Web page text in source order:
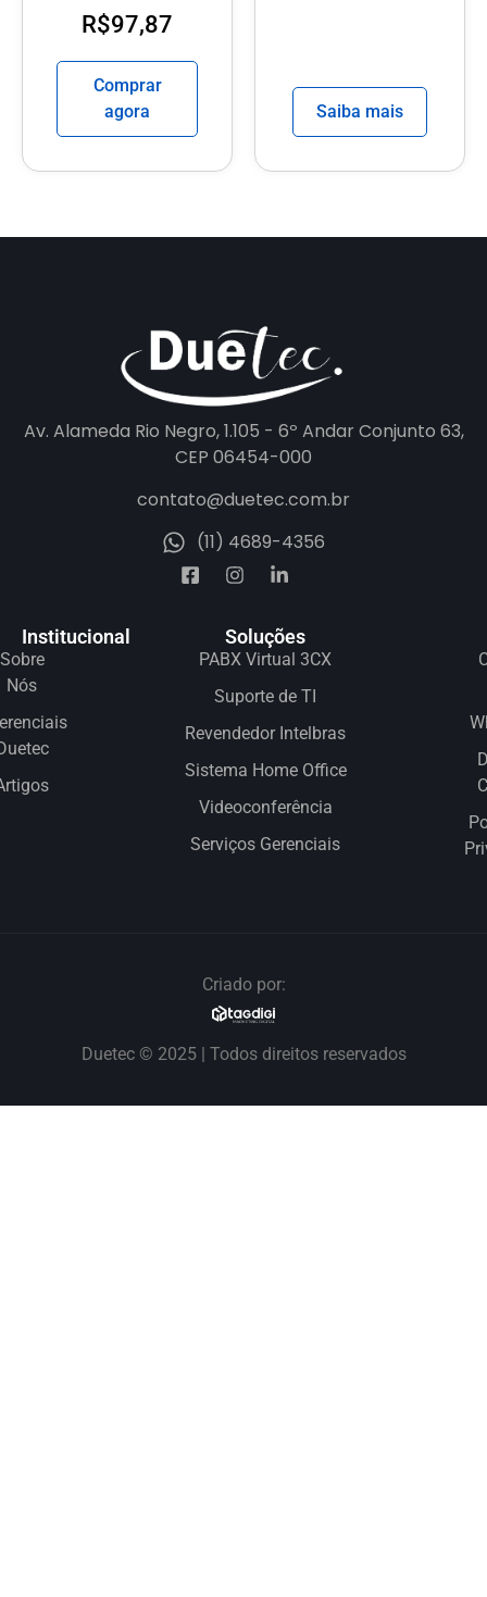
R$97,87
Comprar
agora
Saiba mais
Av. Alameda Rio Negro, 1.105 - 6º Andar Conjunto 63,
CEP 06454-000
contato@duetec.com.br
(11) 4689-4356
Institucional
Sobre
Nós
Soluções
PABX Virtual 3CX
Suporte de TI
Revendedor Intelbras
Sistema Home Office
Videoconferência
Serviços Gerenciais
Criado por:
Duetec © 2025 | Todos direitos reservados